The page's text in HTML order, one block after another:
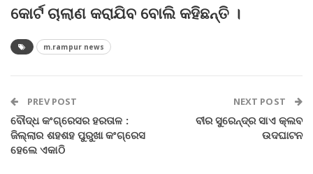
କୋର୍ଟ ଚାଲାଣ କରାଯିବ ବୋଲି କହିଛନ୍ତି ।
m.rampur news
PREV POST
ବୌଦ୍ଧ କଂଗ୍ରେସର ହରତାଳ :
ଜିଲ୍ଲାର ଶହଶହ ପୁରୁଖା କଂଗ୍ରେସ
ହେଲେ ଏକାଠି
NEXT POST
ବୀର ସୁରେନ୍ଦ୍ର ସାଏ କ୍ଲବ
ଉଦଘାଟନ